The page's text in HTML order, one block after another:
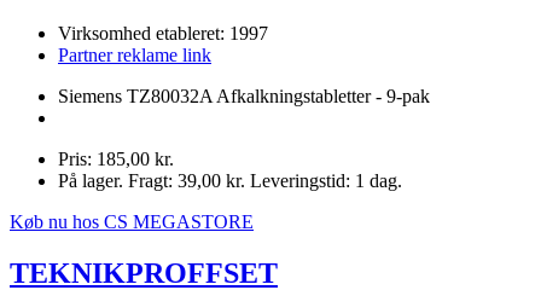
Virksomhed etableret: 1997
Partner reklame link
Siemens TZ80032A Afkalkningstabletter - 9-pak
Pris: 185,00 kr.
På lager. Fragt: 39,00 kr. Leveringstid: 1 dag.
Køb nu hos CS MEGASTORE
TEKNIKPROFFSET